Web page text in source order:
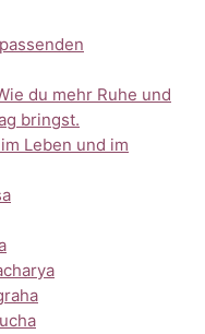
du mehr Ruhe und
bringst.
Leben und im